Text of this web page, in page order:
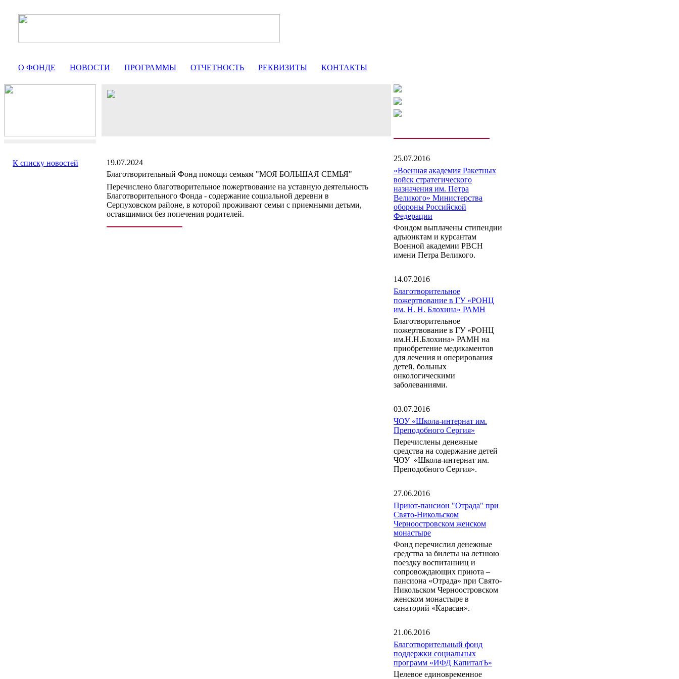
О ФОНДЕ НОВОСТИ ПРОГРАММЫ ОТЧЕТНОСТЬ РЕКВИЗИТЫ КОНТАКТЫ
К списку новостей
19.07.2024
Благотворительный Фонд помощи семьям "МОЯ БОЛЬШАЯ СЕМЬЯ"
Перечислено благотворительное пожертвование на уставную деятельность
Благотворительного Фонда - содержание социальной деревни в
Серпуховском районе, в которой проживают семьи с приемными детьми,
оставшимися без попечения родителей.
25.07.2016
«Военная академия Ракетных
войск стратегического
назначения им. Петра
Великого» Министерства
обороны Российской
Федерации
Фондом выплачены стипендии
адъюнктам и курсантам
Военной академии РВСН
имени Петра Великого.
14.07.2016
Благотворительное
пожертвование в ГУ «РОНЦ
им. Н. Н. Блохина» РАМН
Благотворительное
пожертвование в ГУ «РОНЦ
им.Н.Н.Блохина» РАМН на
приобретение медикаментов
для лечения и оперирования
детей, больных
онкологическими
заболеваниями.
03.07.2016
ЧОУ «Школа-интернат им.
Преподобного Сергия»
Перечислены денежные
средства на содержание детей
ЧОУ «Школа-интернат им.
Преподобного Сергия».
27.06.2016
Приют-пансион "Отрада" при
Свято-Никольском
Черноостровском женском
монастыре
Фонд перечислил денежные
средства за билеты на летнюю
поездку воспитанниц и
сопровождающих приюта –
пансиона «Отрада» при Свято-
Никольском Черноостровском
женском монастыре в
санаторий «Карасан».
21.06.2016
Благотворительный фонд
поддержки социальных
программ «ИФД КапиталЪ»
Целевое единовременное